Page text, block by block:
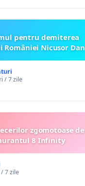
pentru demiterea
României Nicusor Dan
/ 7 zile
zgomotoase de
8 Infinity
7 zile